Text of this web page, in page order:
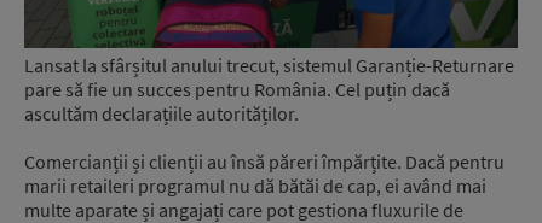
Lansat la sfârșitul anului trecut, sistemul Garanție-Returnare
pare să fie un succes pentru România. Cel puțin dacă
ascultăm declarațiile autorităților.
Comercianții și clienții au însă păreri împărțite. Dacă pentru
marii retaileri programul nu dă bătăi de cap, ei având mai
multe aparate și angajați care pot gestiona fluxurile de